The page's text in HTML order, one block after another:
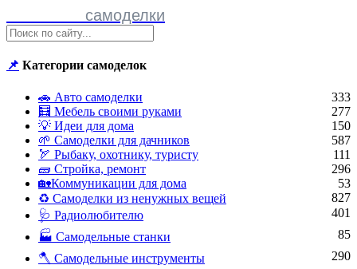
самоделки
📌 Категории самоделок
🚗 Авто самоделки
333
🧮 Мебель своими руками
277
💡 Идеи для дома
150
🌱 Самоделки для дачников
587
🏹 Рыбаку, охотнику, туристу
111
🧱 Стройка, ремонт
296
🏡Коммуникации для дома
53
♻ Самоделки из ненужных вещей
827
🩺 Радиолюбителю
401
🏭 Самодельные станки
85
🪓 Самодельные инструменты
290